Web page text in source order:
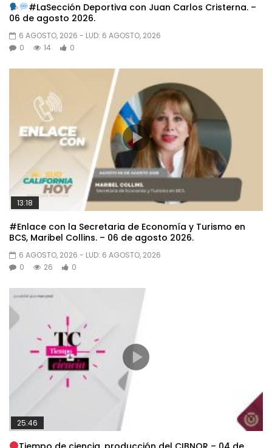
#LaSección Deportiva con Juan Carlos Cristerna. –
06 de agosto 2026.
6 AGOSTO, 2026 - LUD: 6 AGOSTO, 2026
0
14 0
13:18
#Enlace con la Secretaria de Economía y Turismo en
BCS, Maribel Collins. – 06 de agosto 2026.
6 AGOSTO, 2026 - LUD: 6 AGOSTO, 2026
0
26 0
25:46